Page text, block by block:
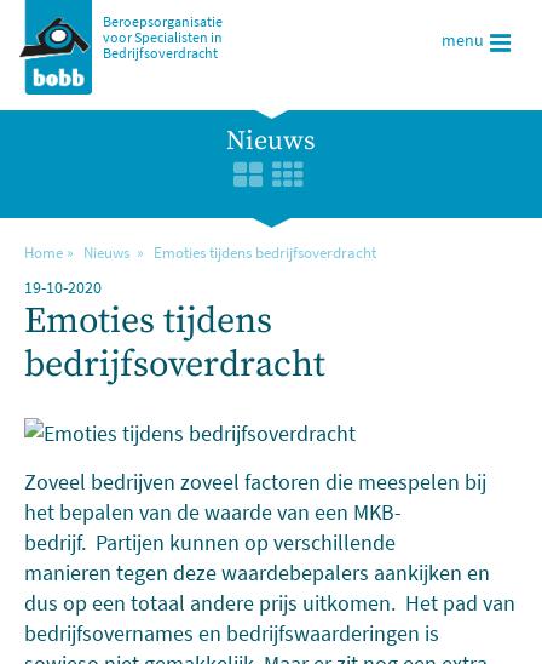
Beroepsorganisatie
voor Specialisten in
Bedrijfsoverdracht
menu
Nieuws
Home Nieuws Emoties tijdens bedrijfsoverdracht
19-10-2020
Emoties tijdens
bedrijfsoverdracht
Zoveel bedrijven zoveel factoren die meespelen bij
het bepalen van de waarde van een MKB-
bedrijf. Partijen kunnen op verschillende
manieren tegen deze waardebepalers aankijken en
dus op een totaal andere prijs uitkomen. Het pad van
bedrijfsovernames en bedrijfswaarderingen is